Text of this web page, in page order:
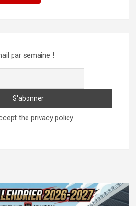
par semaine !
the privacy policy